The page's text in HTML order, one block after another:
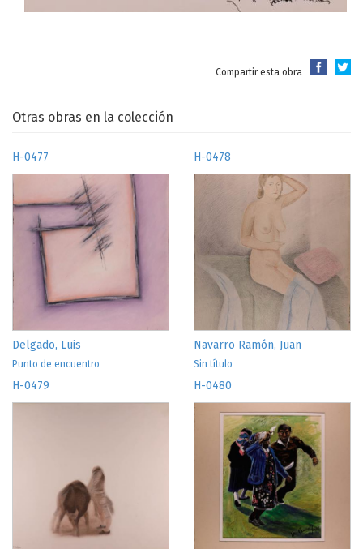
Compartir esta obra
Otras obras en la colección
H-0477
Delgado, Luis
Punto de encuentro
H-0478
Navarro Ramón, Juan
Sin título
H-0479 H-0480